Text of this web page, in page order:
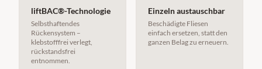
liftBAC®-Technologie
Selbsthaftendes
Rückensystem –
klebstofffrei verlegt,
rückstandsfrei
entnommen.
Einzeln austauschbar
Beschädigte Fliesen
einfach ersetzen, statt den
ganzen Belag zu erneuern.